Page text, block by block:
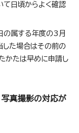
て日頃からよく確認
の属する年度の3月
した場合はその前の
かたは早めに申請し
写真撮影の対応が